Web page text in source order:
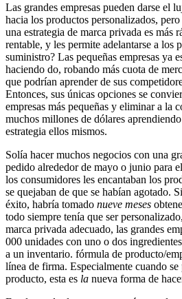
Las grandes empresas pueden darse el
hacia los productos personalizados,
una estrategia de marca privada es más
rentable, y les permite adelantarse a los
suministro? Las pequeñas empresas ya
haciendo do, robando más cuota de
que podrían aprender de sus
Entonces, sus únicas opciones se
empresas más pequeñas y eliminar a la
muchos millones de dólares
estrategia ellos mismos.
Solía hacer muchos negocios con una
pedido alrededor de mayo o junio para
los consumidores les encantaban los
se quejaban de que se habían agotado.
éxito, habría tomado nueve meses
todo siempre tenía que ser
marca privada adecuado, las grandes
000 unidades con uno o dos
a un inventario. fórmula de producto/
línea de firma. Especialmente cuando se
producto, esta es la nueva forma de